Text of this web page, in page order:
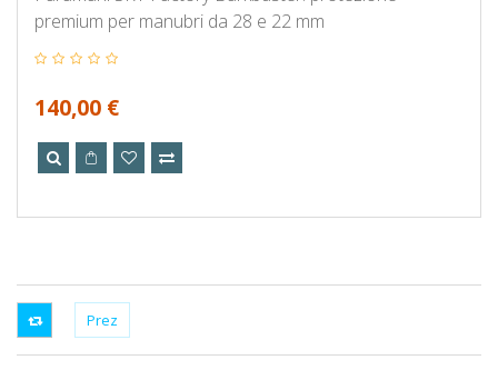
premium per manubri da 28 e 22 mm
140,00 €